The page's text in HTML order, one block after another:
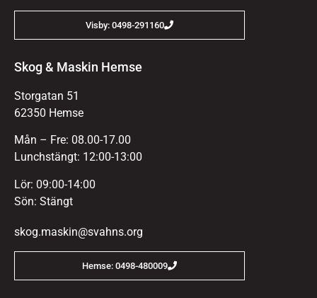
Visby: 0498-291160
Skog & Maskin Hemse
Storgatan 51
62350 Hemse
Mån – Fre: 08.00-17.00
Lunchstängt: 12:00-13:00
Lör: 09:00-14:00
Sön: Stängt
skog.maskin@svahns.org
Hemse: 0498-480009